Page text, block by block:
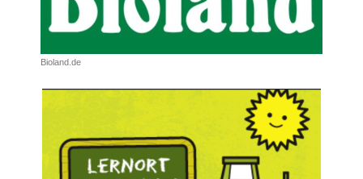
Bioland.de